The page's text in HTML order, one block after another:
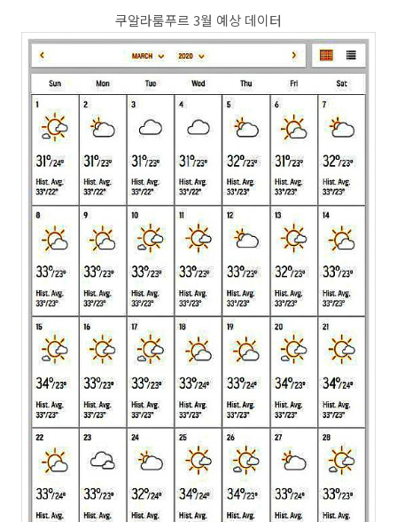
쿠알라룸푸르 3월 예상 데이터